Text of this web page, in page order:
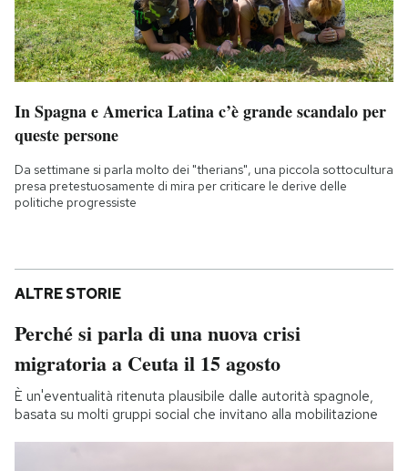
In Spagna e America Latina c’è grande scandalo per
queste persone
Da settimane si parla molto dei "therians", una piccola sottocultura
presa pretestuosamente di mira per criticare le derive delle
politiche progressiste
ALTRE STORIE
Perché si parla di una nuova crisi
migratoria a Ceuta il 15 agosto
È un'eventualità ritenuta plausibile dalle autorità spagnole,
basata su molti gruppi social che invitano alla mobilitazione